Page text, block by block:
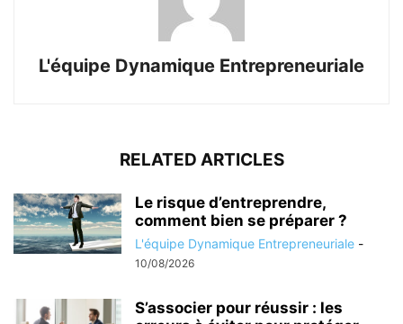
L'équipe Dynamique Entrepreneuriale
RELATED ARTICLES
Le risque d’entreprendre,
comment bien se préparer ?
L'équipe Dynamique Entrepreneuriale -
10/08/2026
S’associer pour réussir : les